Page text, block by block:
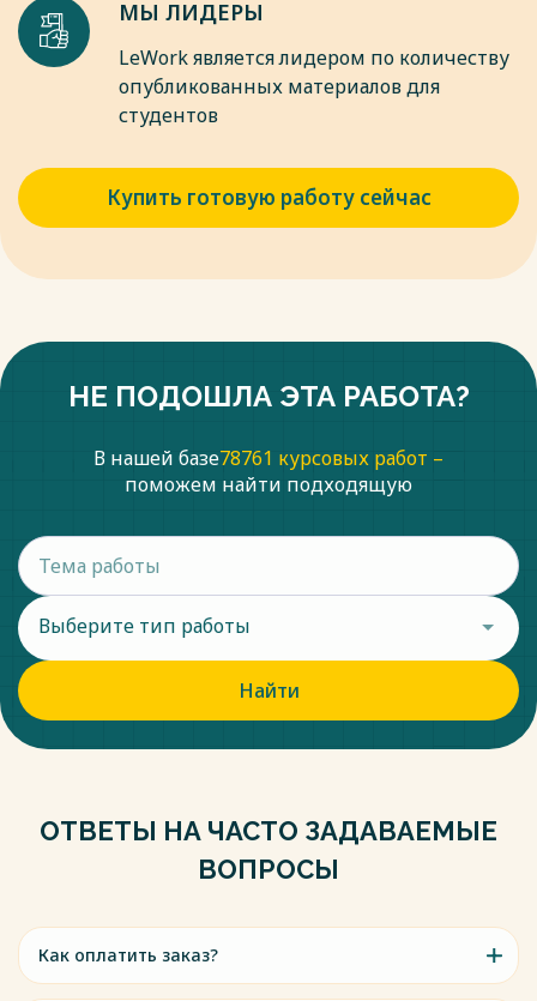
МЫ ЛИДЕРЫ
LeWork является лидером по количеству
опубликованных материалов для
студентов
Купить готовую работу сейчас
НЕ ПОДОШЛА ЭТА РАБОТА?
В нашей базе78761 курсовых работ –
поможем найти подходящую
Выберите тип работы
Найти
ОТВЕТЫ НА ЧАСТО ЗАДАВАЕМЫЕ
ВОПРОСЫ
Как оплатить заказ?